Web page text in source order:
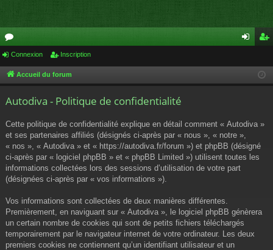
or
u cri
Connexion Inscription
Accueil du forum
Autodiva - Politique de confidentialité
Cette politique de confidentialité explique en détail comment « Autodiva »
et ses partenaires affiliés (désignés ci-après par « nous », « notre »,
« nos », « Autodiva » et « https://autodiva.fr/forum ») et phpBB (désigné
ci-après par « logiciel phpBB » et « phpBB Limited ») utilisent toutes les
informations collectées lors des sessions d’utilisation de votre part
(désignées ci-après par « vos informations »).
Vos informations sont collectées de deux manières différentes.
Premièrement, en naviguant sur « Autodiva », le logiciel phpBB génèrera
un certain nombre de cookies qui sont de petits fichiers téléchargés
temporairement par le navigateur internet de votre ordinateur. Les deux
premiers cookies ne contiennent qu’un identifiant utilisateur et un